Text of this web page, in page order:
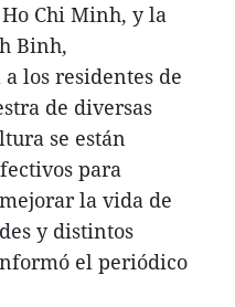
Chi Minh, y la
Binh,
los residentes de
de diversas
se están
para
la vida de
y distintos
el periódico